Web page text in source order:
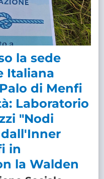
la sede
Italiana
di Menfi
Laboratorio
"Nodi
in
la Walden